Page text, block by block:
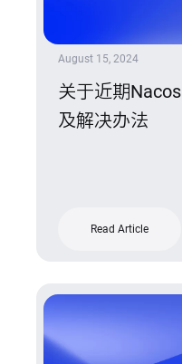
August 15, 2024
关于近期
及解决办法
Read Article